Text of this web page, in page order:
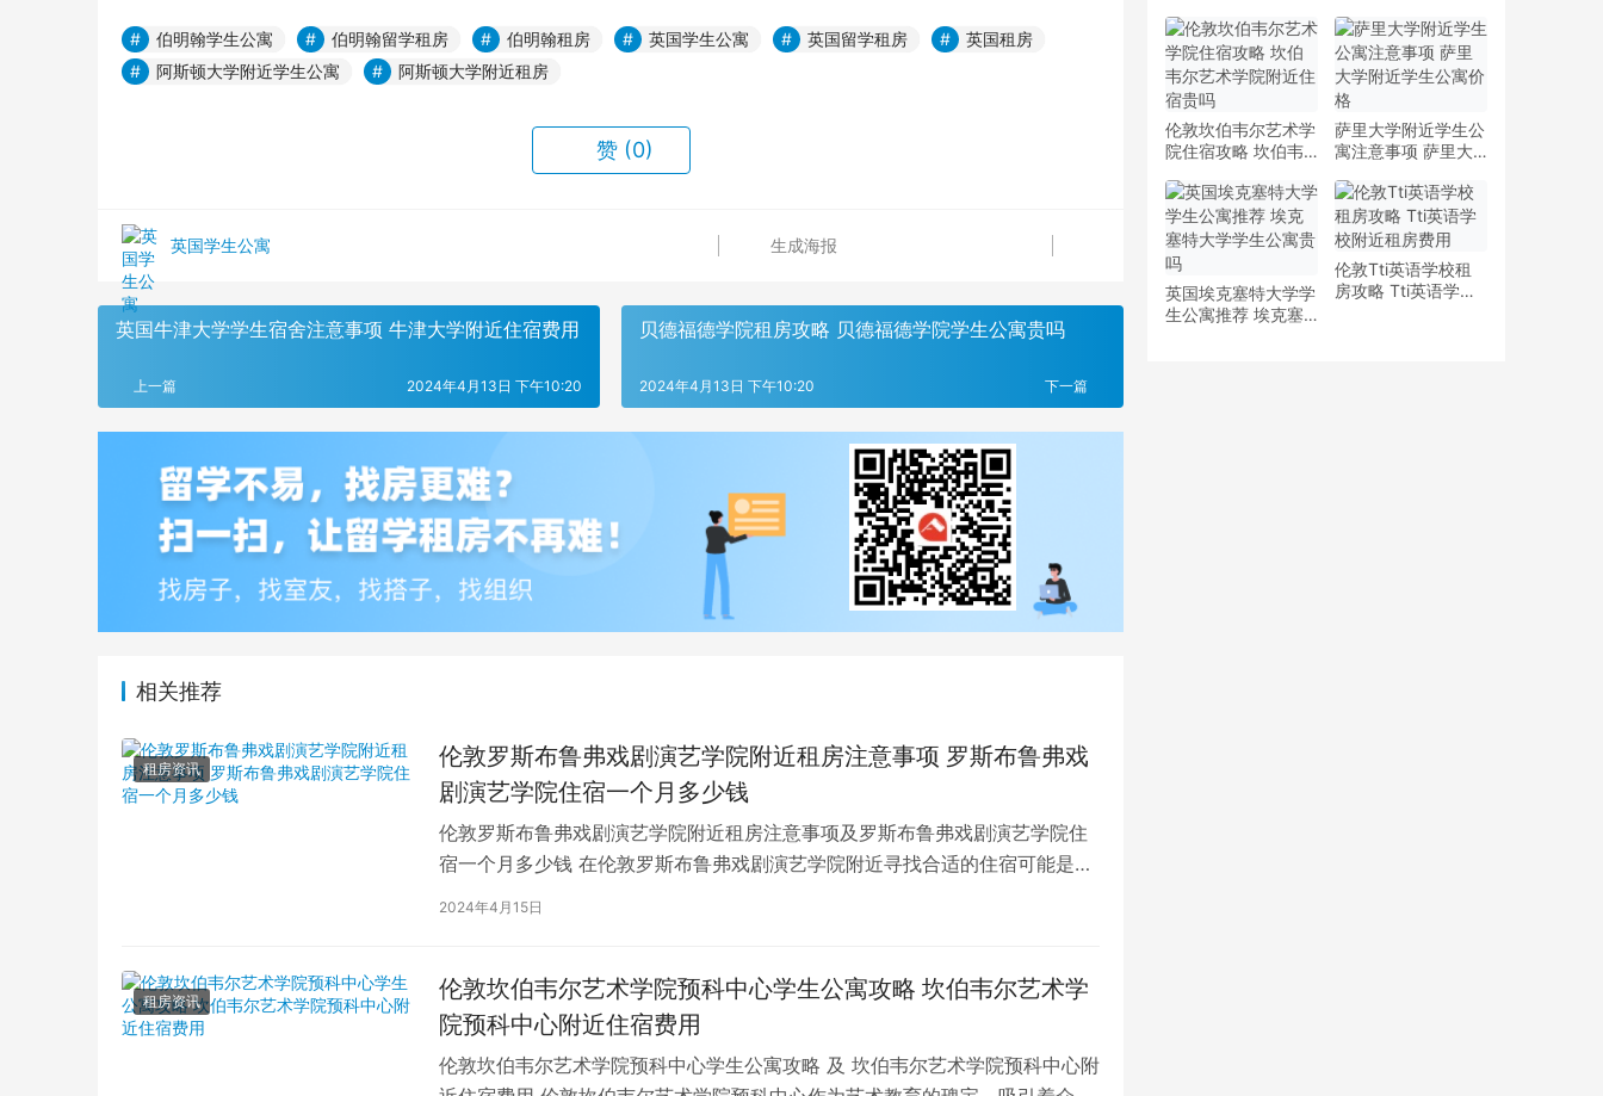
伯明翰学生公寓 伯明翰留学租房 伯明翰租房 英国学生公寓 英国留学租房
英国租房
阿斯顿大学附近学生公寓
阿斯顿大学附近租房
赞 (0)
英国学生公寓 生成海报
英国牛津大学学生宿舍注意事项 牛津大学附近住宿费用
上一篇 2024年4月13日 下午10:20
贝德福德学院租房攻略 贝德福德学院学生公寓贵吗
下一篇
2024年4月13日 下午10:20
相关推荐
租房资讯
伦敦罗斯布鲁弗戏剧演艺学院附近租房注意事项 罗斯布鲁弗戏
剧演艺学院住宿一个月多少钱
伦敦罗斯布鲁弗戏剧演艺学院附近租房注意事项及罗斯布鲁弗戏剧演艺学院住
宿一个月多少钱 在伦敦罗斯布鲁弗戏剧演艺学院附近寻找合适的住宿可能是留
学生活中的一项关键任务。为了帮助您顺利完成…
2024年4月15日
租房资讯
伦敦坎伯韦尔艺术学院预科中心学生公寓攻略 坎伯韦尔艺术学
院预科中心附近住宿费用
伦敦坎伯韦尔艺术学院预科中心学生公寓攻略 及 坎伯韦尔艺术学院预科中心附
少钱
多少钱一周
伦敦坎伯韦尔艺术学
院住宿攻略 坎伯韦
贵吗
萨里大学附近学生公
寓注意事项 萨里大
英国埃克塞特大学学
生公寓推荐 埃克塞
伦敦Tti英语学校租
房攻略 Tti英语学校